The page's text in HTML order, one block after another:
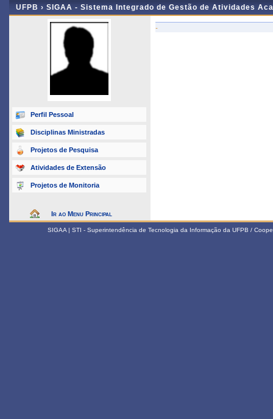
UFPB › SIGAA - Sistema Integrado de Gestão de Atividades
Perfil Pessoal
Disciplinas Ministradas
Projetos de Pesquisa
Atividades de Extensão
Projetos de Monitoria
Ir ao Menu Principal
-
SIGAA | STI - Superintendência de Tecnologia da Informação da UFPB /